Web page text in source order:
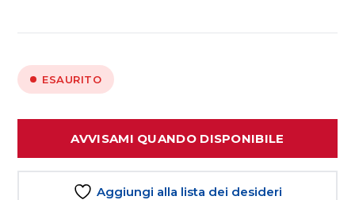
ESAURITO
AVVISAMI QUANDO DISPONIBILE
Aggiungi alla lista dei desideri